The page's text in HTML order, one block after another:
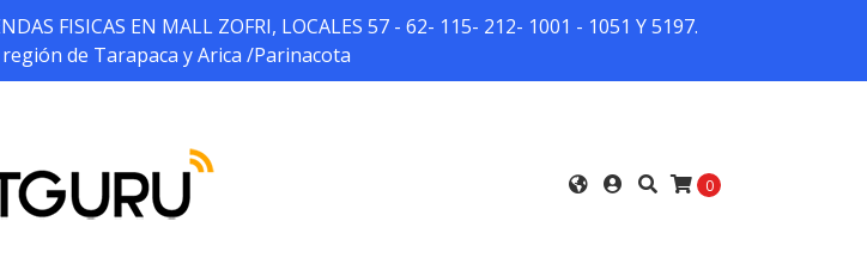
FISICAS EN MALL ZOFRI, LOCALES 57 - 62- 115- 212- 1001 - 1051 Y 5197.
de Tarapaca y Arica /Parinacota
0